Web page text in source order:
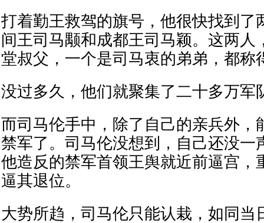
打着勤王救驾的旗号，他很快找到了
间王司马颙和成都王司马颖。这两人
堂叔父，一个是司马衷的弟弟，都称
没过多久，他们就聚集了二十多万军
而司马伦手中，除了自己的亲兵外，
禁军了。司马伦没想到，自己还没一
他造反的禁军首领王舆就近前逼宫，
逼其退位。
大势所趋，司马伦只能认栽，如同当